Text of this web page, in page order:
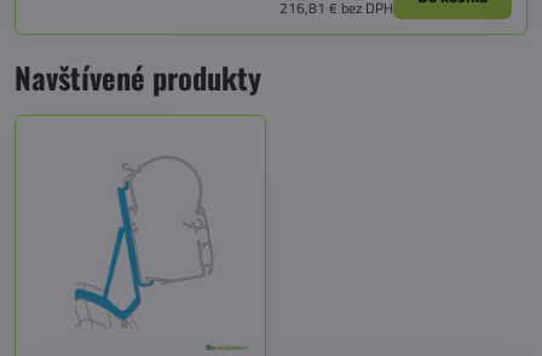
216,81 € bez DPH
Navštívené produkty